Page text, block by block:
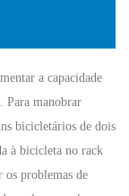
a capacidade
Para manobrar
bicicletários de dois
à bicicleta no rack
os problemas de